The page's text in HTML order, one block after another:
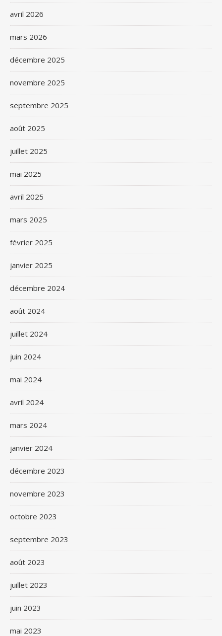
avril 2026
mars 2026
décembre 2025
novembre 2025
septembre 2025
août 2025
juillet 2025
mai 2025
avril 2025
mars 2025
février 2025
janvier 2025
décembre 2024
août 2024
juillet 2024
juin 2024
mai 2024
avril 2024
mars 2024
janvier 2024
décembre 2023
novembre 2023
octobre 2023
septembre 2023
août 2023
juillet 2023
juin 2023
mai 2023